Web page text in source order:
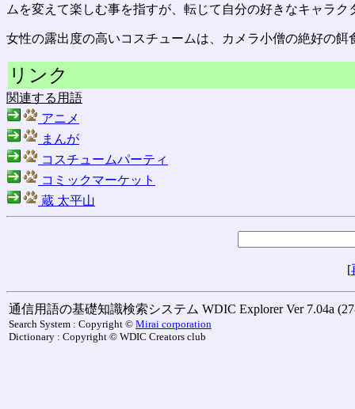
ムを変えて楽しむ事を指すが、転じて自分の好きなキャラ
女性の露出度の高いコスチュームは、カメラ小僧の絶好の餌
リンク
関連する用語
アニメ
まんが
コスチュームパーティ
コミックマーケット
蔵 太平山
[
通信用語の基礎知識検索システム WDIC Explorer Ver 7.04a
Search System : Copyright © Mirai corporation
Dictionary : Copyright © WDIC Creators club